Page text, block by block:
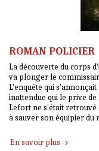
ROMAN POLICIER
La découverte du corps
va plonger le
L'enquête qui
inattendue qui le prive
Lefort ne s'était retrouvé
à sauver son équipier du
En savoir plus